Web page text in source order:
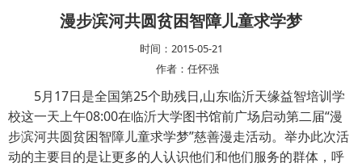
漫步滨河共圆贫困智障儿童求学梦
时间：2015-05-21
作者：任怀强
5月17日是全国第25个助残日,山东临沂天缘益智培训学
校这一天上午08:00在临沂大学图书馆前广场启动第二届“漫
步滨河共圆贫困智障儿童求学梦”慈善漫走活动。举办此次活
动的主要目的是让更多的人认识他们和他们服务的群体，呼